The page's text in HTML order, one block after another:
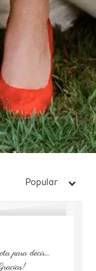
Popular arrow_right